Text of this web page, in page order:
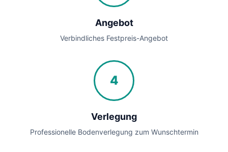
Angebot
Verbindliches Festpreis-Angebot
4
Verlegung
Professionelle Bodenverlegung zum Wunschtermin